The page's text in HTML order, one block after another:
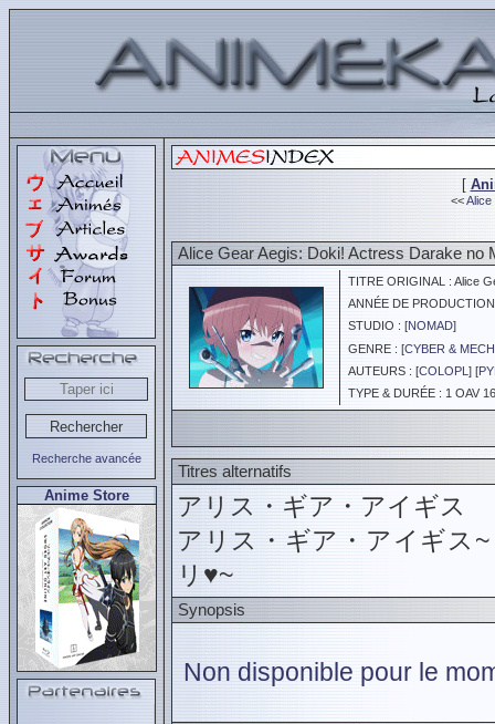
Recherche avancée
Anime Store
[
<<Alice
Alice Gear Aegis: Doki! Actress Darake no
TITRE ORIGINAL : Alice
ANNÉE DE
STUDIO : [NOMAD]
GENRE : [CYBER &
AUTEURS : [COLOPL ] [
TYPE & DURÉE : 1 OAV
Titres alternatifs
アリス・ギア・アイギス
アリス・ギア・アイギス
リ♥~
Synopsis
Non disponible pour le